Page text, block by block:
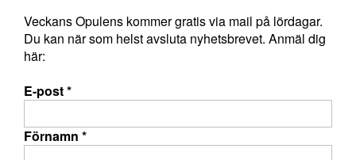
Veckans Opulens kommer gratis via mail på lördagar.
Du kan när som helst avsluta nyhetsbrevet. Anmäl dig
här:
E-post*
Förnamn *